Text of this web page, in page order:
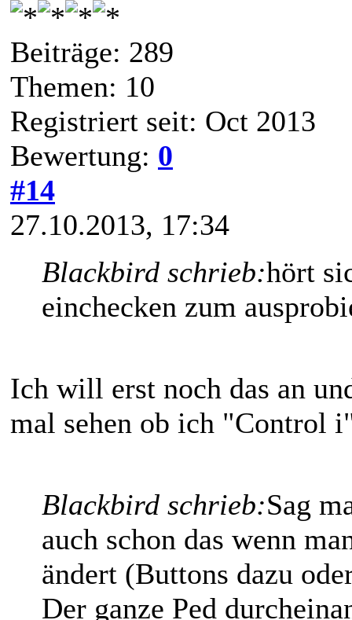
Beiträge: 289
Themen: 10
Registriert seit: Oct 2013
Bewertung: 0
#14
27.10.2013, 17:34
Blackbird schrieb:hört
einchecken zum
Ich will erst noch das an
mal sehen ob ich "Control
Blackbird schrieb:Sag
auch schon das wenn
ändert (Buttons dazu
Der ganze Ped